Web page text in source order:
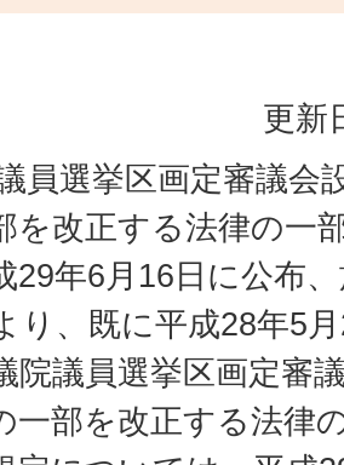
更新
員選挙区画定審議会
を改正する法律の一
29年6月16日に公布
り、既に平成28年5
院議員選挙区画定審
一部を改正する法律